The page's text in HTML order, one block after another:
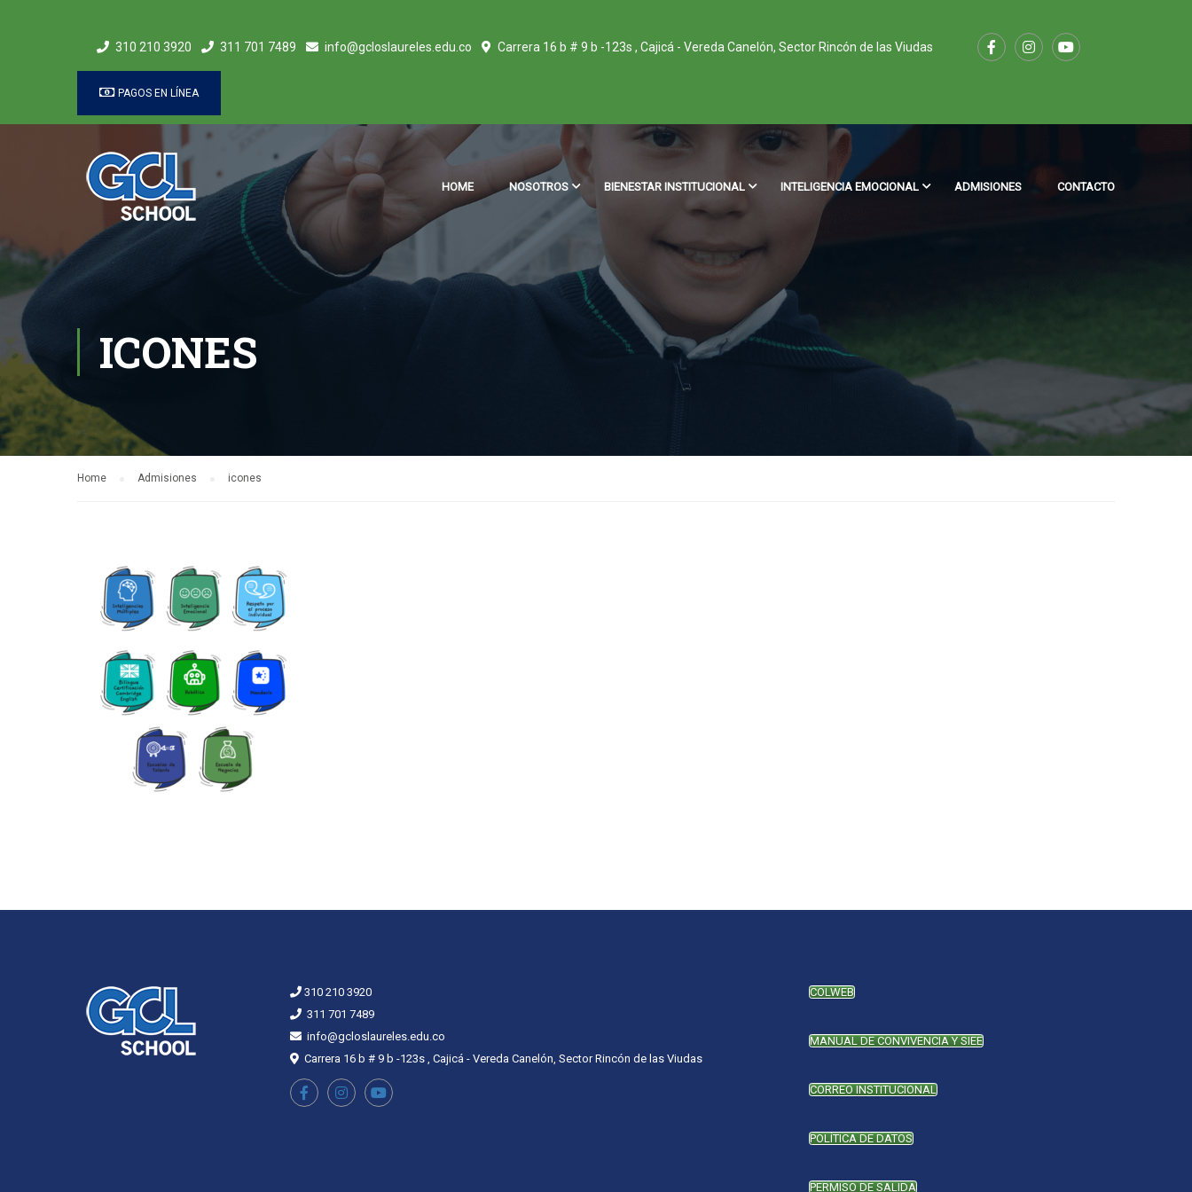
310 210 3920 311 701 7489 info@gcloslaureles.edu.co Carrera 16 b # 9 b -123s , Cajicá - Vereda Canelón, Sector Rincón de las Viudas
PAGOS EN LÍNEA
HOME NOSOTROS BIENESTAR INSTITUCIONAL INTELIGENCIA EMOCIONAL ADMISIONES CONTACTO
ICONES
Home Admisiones icones
310 210 3920
311 701 7489
info@gcloslaureles.edu.co
Carrera 16 b # 9 b -123s , Cajicá - Vereda Canelón, Sector Rincón de las Viudas
COLWEB
MANUAL DE CONVIVENCIA Y SIEE
CORREO INSTITUCIONAL
POLÍTICA DE DATOS
PERMISO DE SALIDA